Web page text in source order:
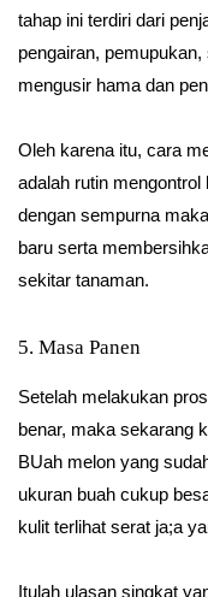
tahap ini terdiri dari
pengairan,
mengusir hama dan
Oleh karena itu, cara
adalah rutin
dengan sempurna
baru serta
sekitar tanaman.
5. Masa Panen
Setelah melakukan
benar, maka sekarang
BUah melon yang
ukuran buah cukup
kulit terlihat serat ja;a
Itulah ulasan singkat